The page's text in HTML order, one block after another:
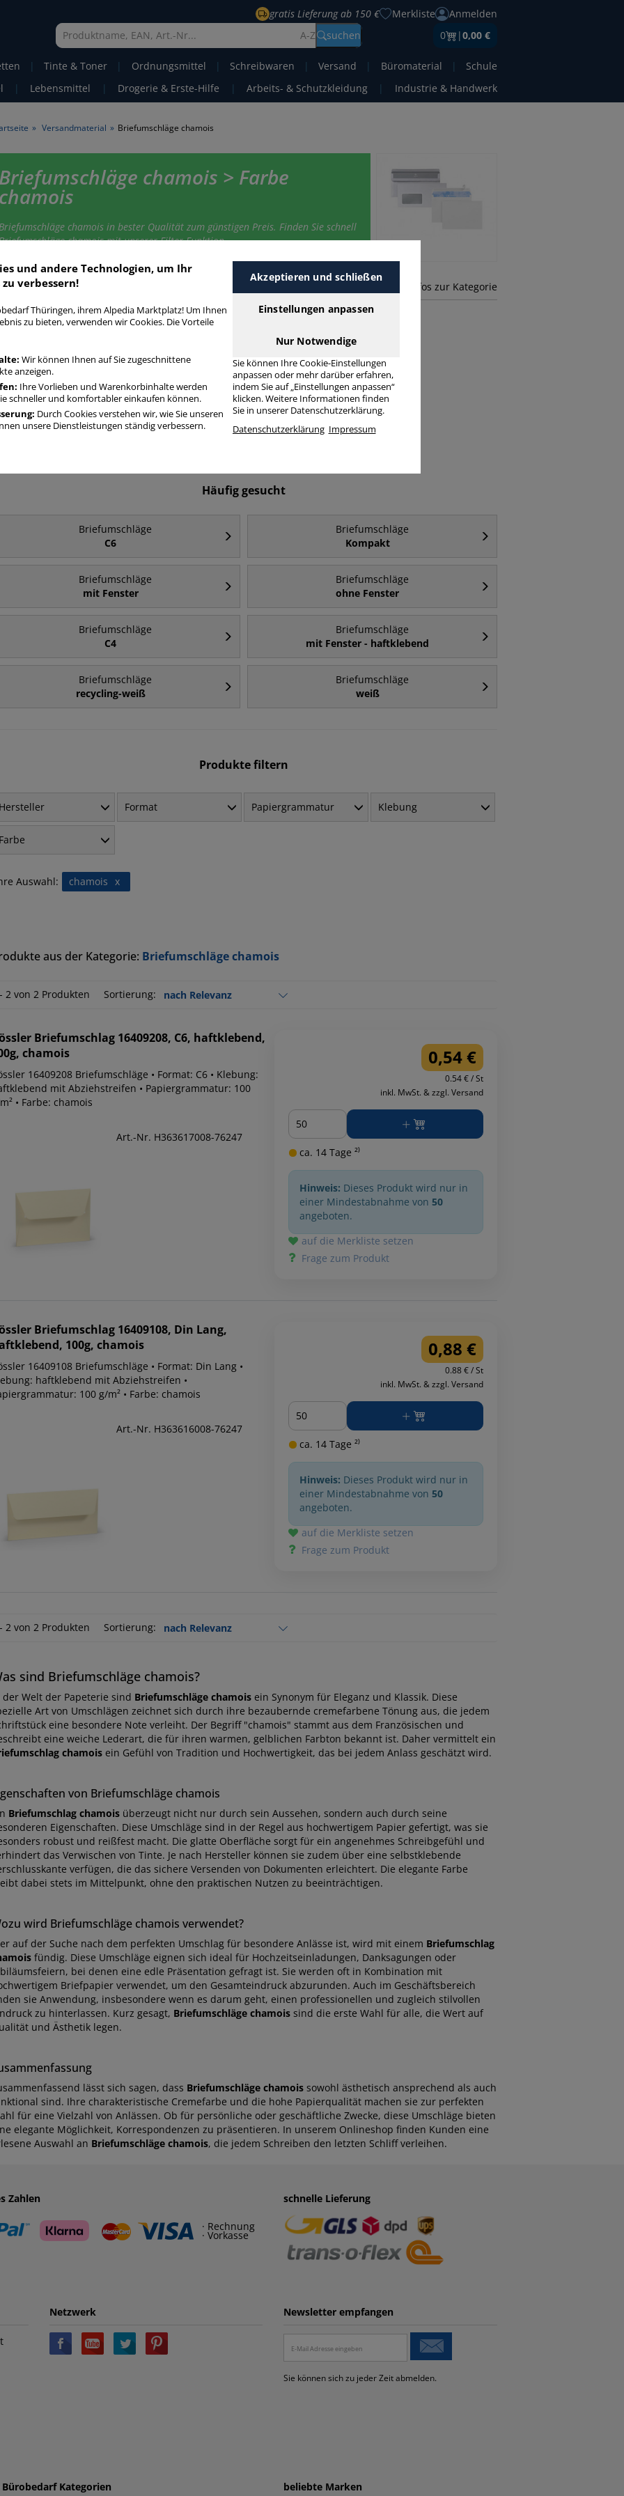
gratis Lieferung ab 150 € Merkliste
Anmelden
A-Z
suchen 0 |0,00 €
| Tinte & Toner | Ordnungsmittel | Schreibwaren | Versand | Büromaterial |
Schule
| Lebensmittel | Drogerie & Erste-Hilfe | Arbeits- & Schutzkleidung | Industrie & Handwerk
» Versandmaterial » Briefumschläge chamois
Briefumschläge chamois > Farbe
chamois
Briefumschläge chamois in bester Qualität zum günstigen Preis. Finden Sie schnell
chamois mit unserer Filter-Funktion.
chamois mehr Infos zur Kategorie
Din
Briefumschläge
Kompakt
Briefumschläge C6
Häufig gesucht
Briefumschläge
C6
Briefumschläge
Kompakt
Briefumschläge
mit Fenster
Briefumschläge
ohne Fenster
Briefumschläge
C4
Briefumschläge
mit Fenster - haftklebend
Briefumschläge
recycling-weiß
Briefumschläge
weiß
Produkte filtern
Hersteller Format Papiergrammatur Klebung
Farbe
Auswahl: x
chamois
aus der Kategorie: Briefumschläge chamois
2 von 2 Produkten Sortierung:
Briefumschlag 16409208, C6, haftklebend,
chamois
16409208 Briefumschläge • Format: C6 • Klebung:
mit Abziehstreifen • Papiergrammatur: 100
• Farbe: chamois
Art.-Nr. H363617008-76247
0,54 €
0.54 € / St
inkl. MwSt. & zzgl. Versand
Menge
ca. 14 Tage ²⁾
Hinweis: Dieses Produkt wird nur in
einer Mindestabnahme von 50
angeboten.
auf die Merkliste setzen
Frage zum Produkt
Briefumschlag 16409108, Din Lang,
100g, chamois
16409108 Briefumschläge • Format: Din Lang •
haftklebend mit Abziehstreifen •
100 g/m² • Farbe: chamois
Art.-Nr. H363616008-76247
0,88 €
0.88 € / St
inkl. MwSt. & zzgl. Versand
Menge
ca. 14 Tage ²⁾
Hinweis: Dieses Produkt wird nur in
einer Mindestabnahme von 50
angeboten.
auf die Merkliste setzen
Frage zum Produkt
2 von 2 Produkten Sortierung:
sind Briefumschläge chamois?
der Welt der Papeterie sind Briefumschläge chamoisein Synonym für Eleganz und Klassik. Diese
Art von Umschlägen zeichnet sich durch ihre bezaubernde cremefarbene Tönung aus, die jedem
eine besondere Note verleiht. Der Begriff "chamois" stammt aus dem Französischen und
eine weiche Lederart, die für ihren warmen, gelblichen Farbton bekannt ist. Daher vermittelt ein
chamoisein Gefühl von Tradition und Hochwertigkeit, das bei jedem Anlass geschätzt wird.
von Briefumschläge chamois
Briefumschlag chamoisüberzeugt nicht nur durch sein Aussehen, sondern auch durch seine
Eigenschaften. Diese Umschläge sind in der Regel aus hochwertigem Papier gefertigt, was sie
robust und reißfest macht. Die glatte Oberfläche sorgt für ein angenehmes Schreibgefühl und
das Verwischen von Tinte. Je nach Hersteller können sie zudem über eine selbstklebende
verfügen, die das sichere Versenden von Dokumenten erleichtert. Die elegante Farbe
dabei stets im Mittelpunkt, ohne den praktischen Nutzen zu beeinträchtigen.
wird Briefumschläge chamois verwendet?
auf der Suche nach dem perfekten Umschlag für besondere Anlässe ist, wird mit einem Briefumschlag
fündig. Diese Umschläge eignen sich ideal für Hochzeitseinladungen, Danksagungen oder
bei denen eine edle Präsentation gefragt ist. Sie werden oft in Kombination mit
Briefpapier verwendet, um den Gesamteindruck abzurunden. Auch im Geschäftsbereich
sie Anwendung, insbesondere wenn es darum geht, einen professionellen und zugleich stilvollen
zu hinterlassen. Kurz gesagt, Briefumschläge chamoissind die erste Wahl für alle, die Wert auf
und Ästhetik legen.
lässt sich sagen, dass Briefumschläge chamoissowohl ästhetisch ansprechend als auch
sind. Ihre charakteristische Cremefarbe und die hohe Papierqualität machen sie zur perfekten
für eine Vielzahl von Anlässen. Ob für persönliche oder geschäftliche Zwecke, diese Umschläge bieten
elegante Möglichkeit, Korrespondenzen zu präsentieren. In unserem Onlineshop finden Kunden eine
Auswahl an Briefumschläge chamois, die jedem Schreiben den letzten Schliff verleihen.
und andere Technologien, um Ihr
verbessern!
Thüringen, ihrem Alpedia Marktplatz! Um Ihnen
zu bieten, verwenden wir Cookies. Die Vorteile
Wir können Ihnen auf Sie zugeschnittene
anzeigen.
Ihre Vorlieben und Warenkorbinhalte werden
schneller und komfortabler einkaufen können.
Durch Cookies verstehen wir, wie Sie unseren
unsere Dienstleistungen ständig verbessern.
Akzeptieren und schließen
Einstellungen anpassen
Nur Notwendige
Sie können Ihre Cookie-Einstellungen
anpassen oder mehr darüber erfahren,
indem Sie auf „Einstellungen anpassen“
klicken. Weitere Informationen finden
Sie in unserer Datenschutzerklärung.
Datenschutzerklärung Impressum
Zahlen
· Rechnung
· Vorkasse
schnelle Lieferung
Netzwerk Newsletter empfangen
Sie können sich zu jeder Zeit abmelden.
Kategorien beliebte Marken